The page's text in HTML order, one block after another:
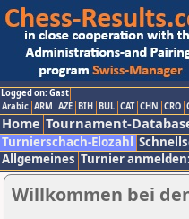
Logged on: Gast
Arabic ARM AZE BIH BUL CAT CHN CRO
Home Tournament-
Turnierschach-Elozahl
Allgemeines Turnier
Willkommen bei